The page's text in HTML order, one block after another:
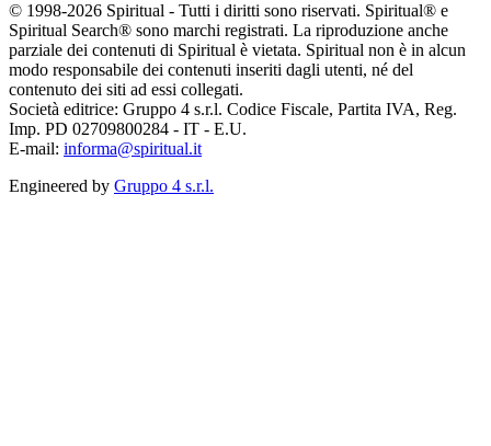
© 1998-2026 Spiritual - Tutti i diritti sono riservati. Spiritual® e
Spiritual Search® sono marchi registrati. La riproduzione anche
parziale dei contenuti di Spiritual è vietata. Spiritual non è in alcun
modo responsabile dei contenuti inseriti dagli utenti, né del
contenuto dei siti ad essi collegati.
Società editrice: Gruppo 4 s.r.l. Codice Fiscale, Partita IVA, Reg.
Imp. PD 02709800284 - IT - E.U.
E-mail: informa@spiritual.it
Engineered by Gruppo 4 s.r.l.